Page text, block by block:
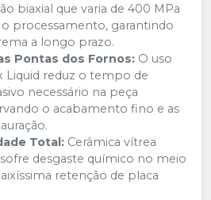
biaxial que varia de 400 MPa
o processamento, garantindo
a longo prazo.
Pontas dos Fornos: O uso
Liquid reduz o tempo de
necessário na peça
o acabamento fino e as
Total: Cerâmica vítrea
desgaste químico no meio
retenção de placa